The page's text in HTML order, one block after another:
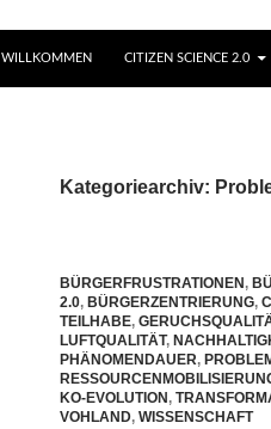
WILLKOMMEN CITIZEN SCIENCE 2.0
Kategoriearchiv:
BÜRGERFRUSTRATIONEN ,
2.0, BÜRGERZENTRIERUNG,
TEILHABE,
LUFTQUALITÄT,
PHÄNOMENDAUER,
KO-EVOLUTION ,
VOHLAND, WISSENSCHAFT